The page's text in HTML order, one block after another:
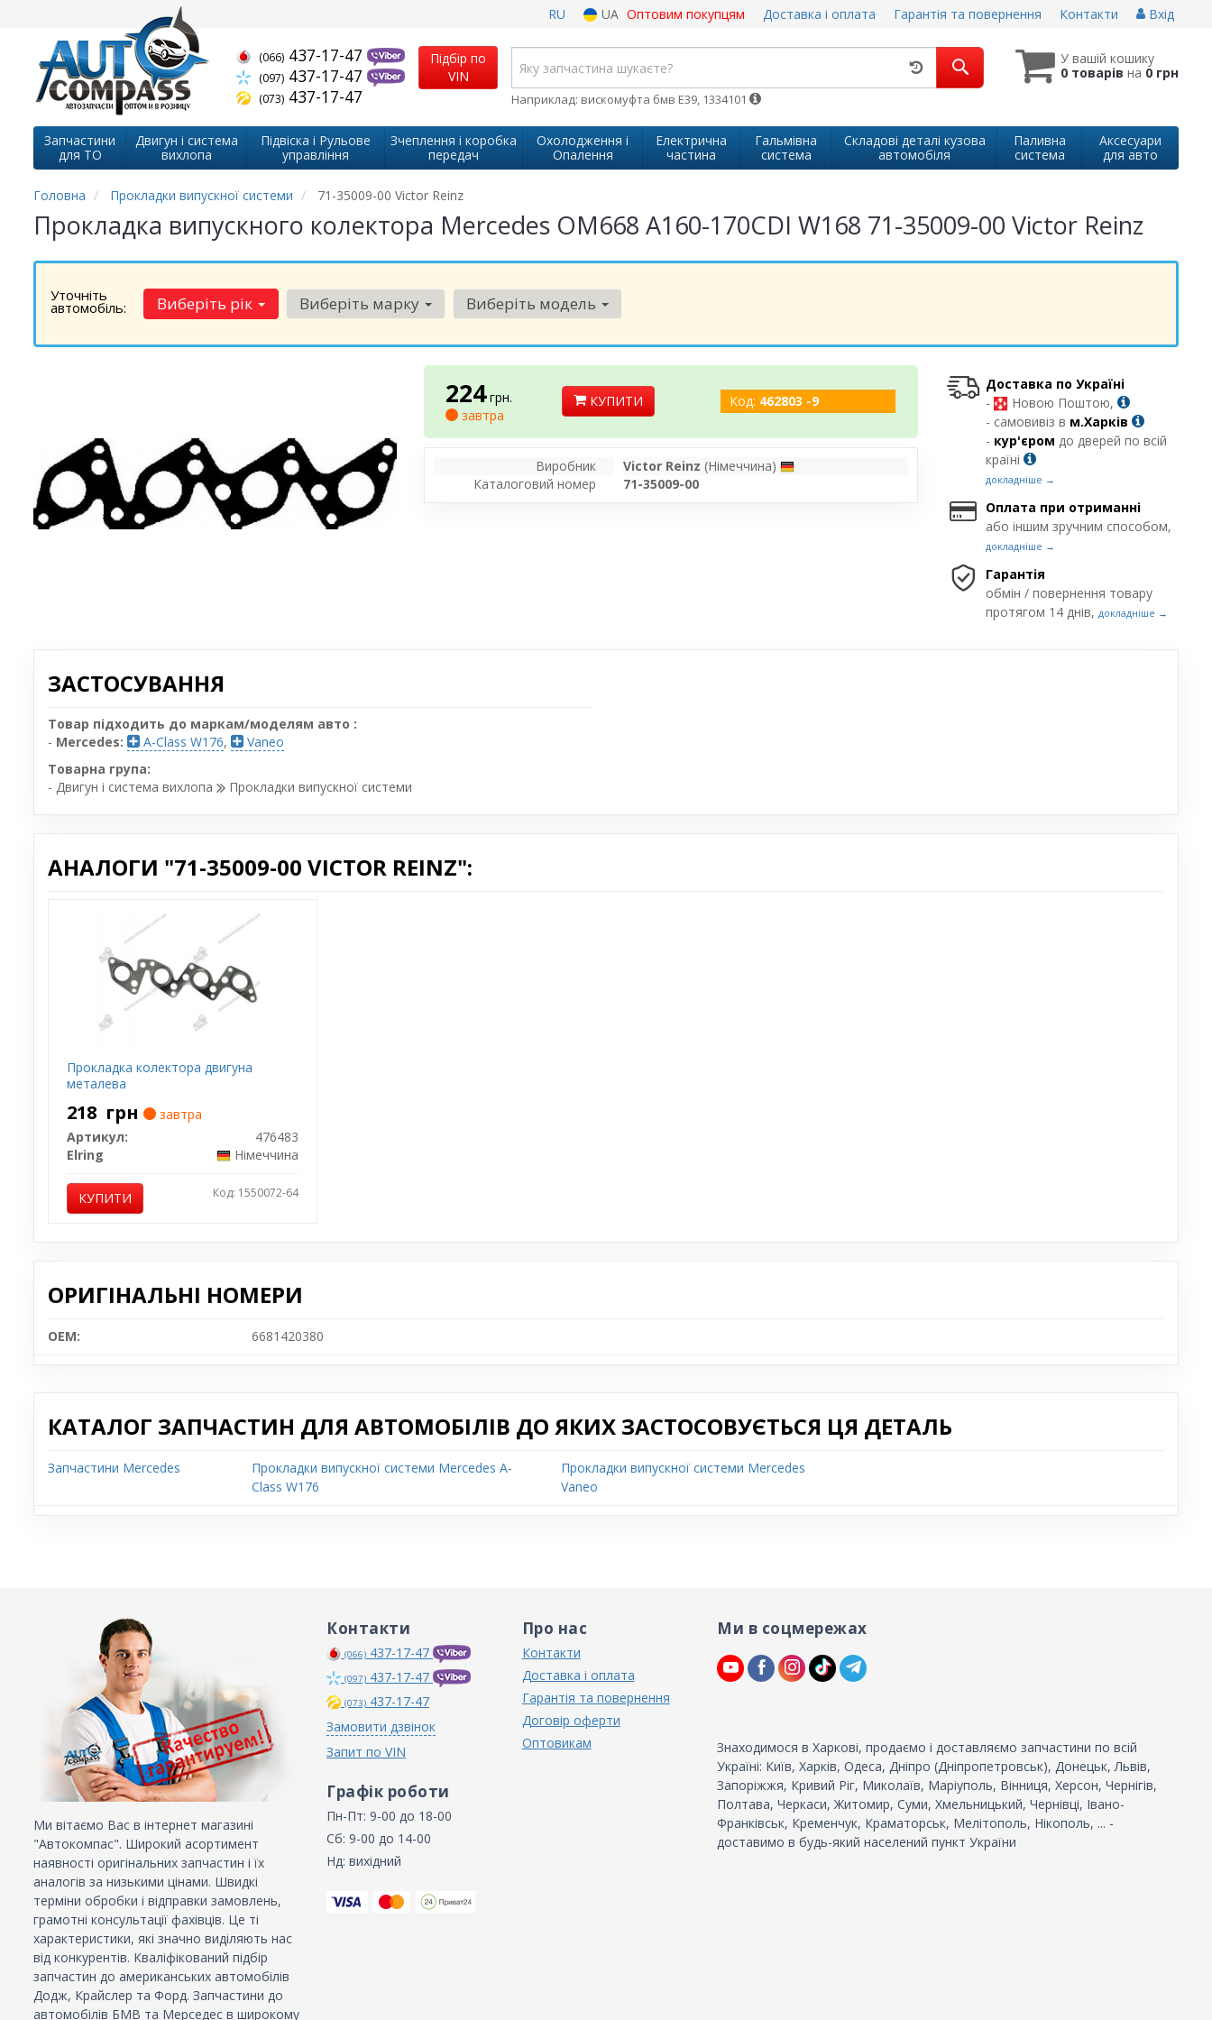
RU UA Оптовим покупцям Доставка і оплата Гарантія та повернення Контакти Вхід
(066) 437-17-47
(097) 437-17-47
(073) 437-17-47
Підбір по
VIN
У вашій кошику
0 товарів на 0 грн
Наприклад: вискомуфта бмв Е39, 1334101
Запчастини
для ТО
Двигун і система
вихлопа
Підвіска і Рульове
управління
Зчеплення і коробка
передач
Охолодження і
Опалення
Електрична
частина
Гальмівна
система
Складові деталі кузова
автомобіля
Паливна
система
Аксесуари
для авто
Головна Прокладки випускної системи 71-35009-00 Victor Reinz
Прокладка випускного колектора Mercedes OM668 A160-170CDI W168 71-35009-00 Victor Reinz
Уточніть
автомобіль: Виберіть рік Виберіть марку Виберіть модель
224 грн.
завтра
КУПИТИ Код: 462803 -9
Виробник Victor Reinz (Німеччина)
Каталоговий номер
71-35009-00
Доставка по Україні
-
Новою Поштою,
- самовивіз в м.Харків
- кур'єром до дверей по всій
країні
докладніше →
Оплата при отриманні
або іншим зручним способом,
докладніше →
Гарантія
обмін / повернення товару
протягом 14 днів,докладніше →
ЗАСТОСУВАННЯ
Товар підходить до маркам/моделям авто :
- Mercedes: A-Class W176,
Vaneo
Товарна група:
- Двигун і система вихлопа
Прокладки випускної системи
АНАЛОГИ "71-35009-00 VICTOR REINZ":
Прокладка колектора двигуна
металева
218 грн
завтра
Артикул:
476483
Elring
Німеччина
КУПИТИ Код: 1550072-64
ОРИГІНАЛЬНІ НОМЕРИ
OEM: 6681420380
КАТАЛОГ ЗАПЧАСТИН ДЛЯ АВТОМОБІЛІВ ДО ЯКИХ ЗАСТОСОВУЄТЬСЯ ЦЯ ДЕТАЛЬ
Запчастини Mercedes
Прокладки випускної системи Mercedes A-
Class W176
Прокладки випускної системи Mercedes
Vaneo
Ми вітаємо Вас в інтернет магазині
"Автокомпас". Широкий асортимент
наявності оригінальних запчастин і їх
аналогів за низькими цінами. Швидкі
терміни обробки і відправки замовлень,
грамотні консультації фахівців. Це ті
характеристики, які значно виділяють нас
від конкурентів. Кваліфікований підбір
запчастин до американських автомобілів
Додж, Крайслер та Форд. Запчастини до
автомобілів БМВ та Мерседес в широкому
Контакти
(066) 437-17-47
(097) 437-17-47
(073) 437-17-47
Замовити дзвінок
Запит по VIN
Графік роботи
Пн-Пт: 9-00 до 18-00
Сб: 9-00 до 14-00
Нд: вихідний
Про нас
Контакти
Доставка і оплата
Гарантія та повернення
Договір оферти
Оптовикам
Ми в соцмережах
Знаходимося в Харкові, продаємо і доставляємо запчастини по всій
Україні: Київ, Харків, Одеса, Дніпро (Дніпропетровськ), Донецьк, Львів,
Запоріжжя, Кривий Ріг, Миколаїв, Маріуполь, Вінниця, Херсон, Чернігів,
Полтава, Черкаси, Житомир, Суми, Хмельницький, Чернівці, Івано-
Франківськ, Кременчук, Краматорськ, Мелітополь, Нікополь, ... -
доставимо в будь-який населений пункт України